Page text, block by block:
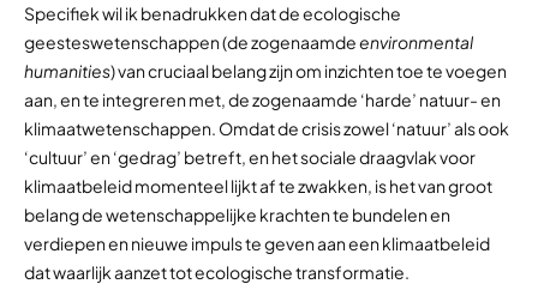
Specifiek wil ik benadrukken dat de ecologische
geesteswetenschappen (de zogenaamdeenvironmental
humanities) van cruciaal belang zijn om inzichten toe te voegen
aan, en te integreren met, de zogenaamde ‘harde’ natuur- en
klimaatwetenschappen. Omdat de crisis zowel ‘natuur’ als ook
‘cultuur’ en ‘gedrag’ betreft, en het sociale draagvlak voor
klimaatbeleid momenteel lijkt af te zwakken, is het van groot
belang de wetenschappelijke krachten te bundelen en
verdiepen en nieuwe impuls te geven aan een klimaatbeleid
dat waarlijk aanzet tot ecologische transformatie.